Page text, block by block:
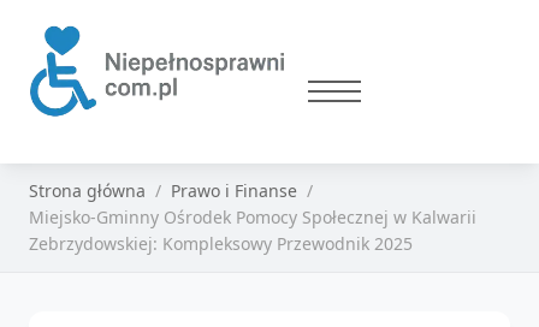
Strona główna
Prawo i Finanse
Miejsko-Gminny Ośrodek Pomocy Społecznej w Kalwarii
Zebrzydowskiej: Kompleksowy Przewodnik 2025